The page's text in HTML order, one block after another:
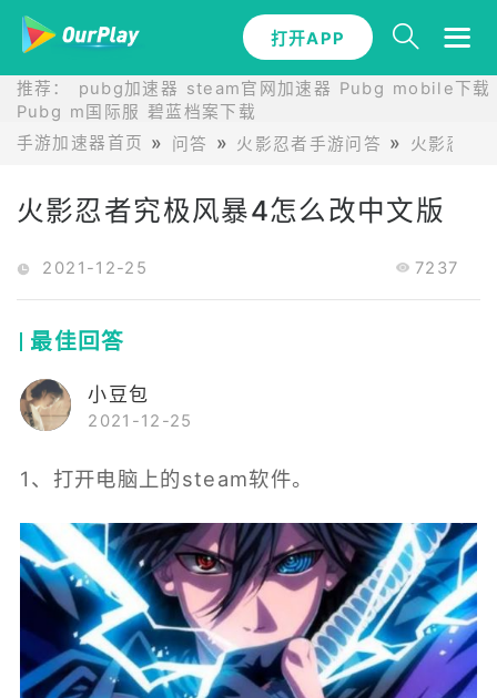
打开APP
推荐： pubg加速器 steam官网加速器 Pubg mobile下载
Pubg m国际服 碧蓝档案下载
手游加速器首页
问答 火影忍者手游问答 火影忍者
火影忍者究极风暴4怎么改中文版
2021-12-25 7237
最佳回答
小豆包
2021-12-25
1、打开电脑上的steam软件。